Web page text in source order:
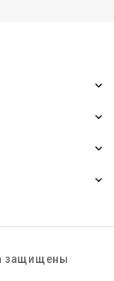
защищены